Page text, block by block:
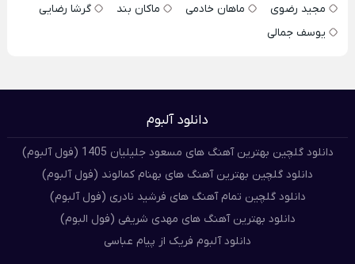
مجید رضوی
ماهان خادمی ماکان بند
گرشا رضایی
یوسف جمالی
دانلود آلبوم
دانلود گلچین بهترین آهنگ های مسعود جلیلیان 1405 (فول آلبوم)
دانلود گلچین بهترین آهنگ های بهنام کمالوند (فول آلبوم)
دانلود گلچین تمام آهنگ های فرشید نادری (فول آلبوم)
دانلود بهترین آهنگ های مهدی شریفی (فول البوم)
دانلود آلبوم فریک از پیام عباسی